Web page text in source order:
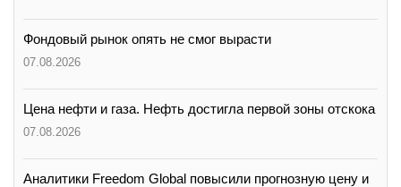
Фондовый рынок опять не смог вырасти
07.08.2026
Цена нефти и газа. Нефть достигла первой зоны отскока
07.08.2026
Аналитики Freedom Global повысили прогнозную цену и